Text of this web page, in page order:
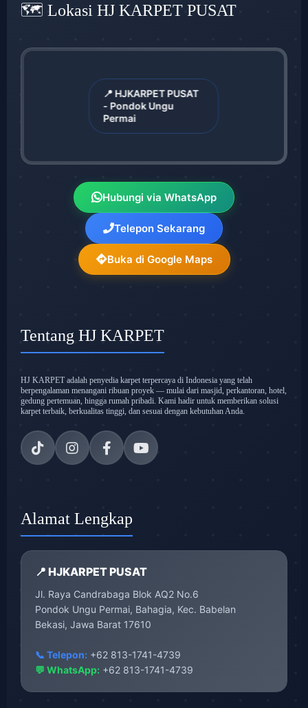
🗺️ Lokasi HJ KARPET PUSAT
📍 HJKARPET PUSAT
- Pondok Ungu
Permai
Hubungi via WhatsApp
Telepon Sekarang
Buka di Google Maps
Tentang HJ KARPET
HJ KARPET adalah penyedia karpet terpercaya di Indonesia yang telah
berpengalaman menangani ribuan proyek — mulai dari masjid, perkantoran, hotel,
gedung pertemuan, hingga rumah pribadi. Kami hadir untuk memberikan solusi
karpet terbaik, berkualitas tinggi, dan sesuai dengan kebutuhan Anda.
Alamat Lengkap
📍 HJKARPET PUSAT
Jl. Raya Candrabaga Blok AQ2 No.6
Pondok Ungu Permai, Bahagia, Kec. Babelan
Bekasi, Jawa Barat 17610
📞 Telepon: +62 813-1741-4739
💬 WhatsApp: +62 813-1741-4739